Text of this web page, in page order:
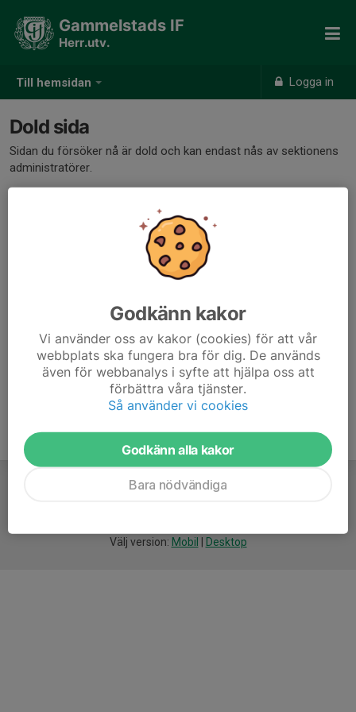
Till hemsidan Logga in
Gammelstads IF
Herr.utv.
Dold sida
Sidan du försöker nå är dold och kan endast nås av sektionens
administratörer.
Välj version: Mobil Desktop
Godkänn kakor
Vi använder oss av kakor (cookies) för att vår
webbplats ska fungera bra för dig. De används
även för webbanalys i syfte att hjälpa oss att
förbättra våra tjänster.
Så använder vi cookies
Godkänn alla kakor
Bara nödvändiga